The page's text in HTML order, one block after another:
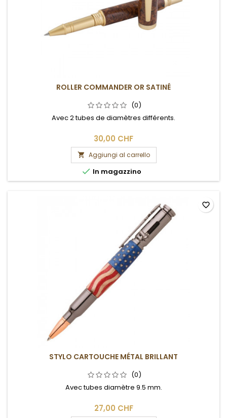
ROLLER COMMANDER OR SATINÉ
(0)
Avec 2 tubes de diamètres différents.
30,00 CHF
 Aggiungi al carrello
 In magazzino
STYLO CARTOUCHE MÉTAL BRILLANT
(0)
Avec tubes diamètre 9.5 mm.
27,00 CHF
favorite_border